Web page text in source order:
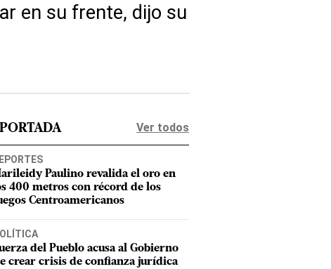
en su frente, dijo su
Ver todos
Paulino revalida el oro en
400 metros con récord de los
Centroamericanos
del Pueblo acusa al Gobierno
crear crisis de confianza jurídica